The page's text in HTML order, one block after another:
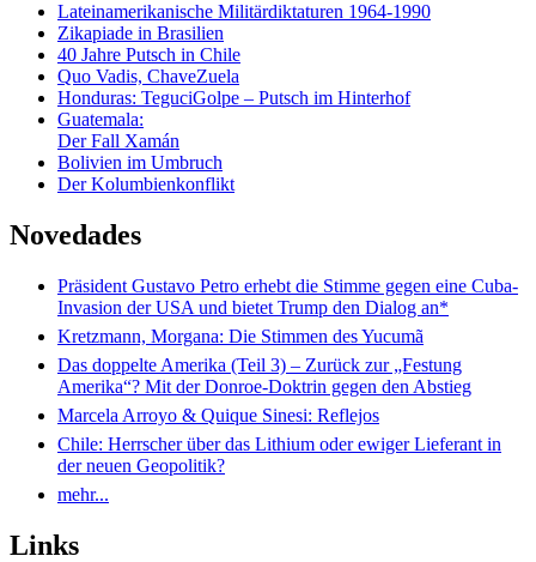
Lateinamerikanische Militärdiktaturen 1964-1990
Zikapiade in Brasilien
40 Jahre Putsch in Chile
Quo Vadis, ChaveZuela
Honduras: TeguciGolpe – Putsch im Hinterhof
Guatemala:
Der Fall Xamán
Bolivien im Umbruch
Der Kolumbienkonflikt
Novedades
Präsident Gustavo Petro erhebt die Stimme gegen eine Cuba-
Invasion der USA und bietet Trump den Dialog an*
Kretzmann, Morgana: Die Stimmen des Yucumã
Das doppelte Amerika (Teil 3) – Zurück zur „Festung
Amerika“? Mit der Donroe-Doktrin gegen den Abstieg
Marcela Arroyo & Quique Sinesi: Reflejos
Chile: Herrscher über das Lithium oder ewiger Lieferant in
der neuen Geopolitik?
mehr...
Links